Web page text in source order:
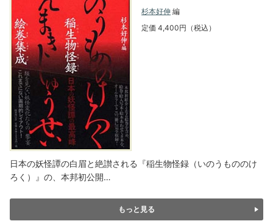
杉本好伸 編
定価 4,400円（税込）
日本の妖怪譚の白眉と絶讃される『稲生物怪録（いのうもののけ
ろく）』の、本邦初公開…
もっと見る